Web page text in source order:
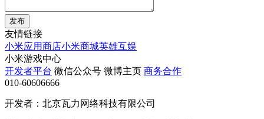
发布
友情链接
小米应用商店小米商城英雄互娱
小米游戏中心
开发者平台 微信公众号 微博主页 商务合作
010-60606666
开发者：北京瓦力网络科技有限公司